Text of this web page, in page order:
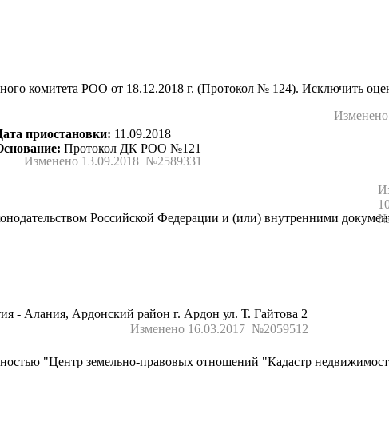
комитета РОО от 18.12.2018 г. (Протокол № 124). Исключить
приостановки: 11.09.2018
Протокол ДК РОО №121
Изменено 13.09.2018 №2589331
Российской Федерации и (или) внутренними
- Алания, Ардонский район г. Ардон ул. Т. Гайтова 2
Изменено 16.03.2017 №2059512
"Центр земельно-правовых отношений "Кадастр